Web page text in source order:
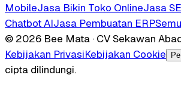
MobileJasa Bikin Toko OnlineJasa
Chatbot AIJasa Pembuatan ERP
© 2026 Bee Mata · CV Sekawan
Kebijakan PrivasiKebijakan Cookie
cipta dilindungi.